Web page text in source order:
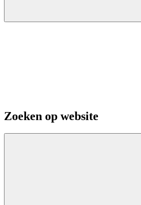
Zoeken op website